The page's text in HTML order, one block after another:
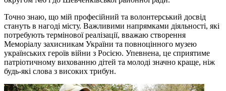
Точно знаю, що мій професійний та волонтерський досвід
стануть в нагоді місту. Важливими напрямками діяльності, які
потребують термінової реалізації, вважаю створення
Меморіалу захисникам України та повноцінного музею
українських героїв війни з Росією. Упевнена, це сприятиме
патріотичному вихованню дітей та молоді значно краще, ніж
будь-які слова з високих трибун.